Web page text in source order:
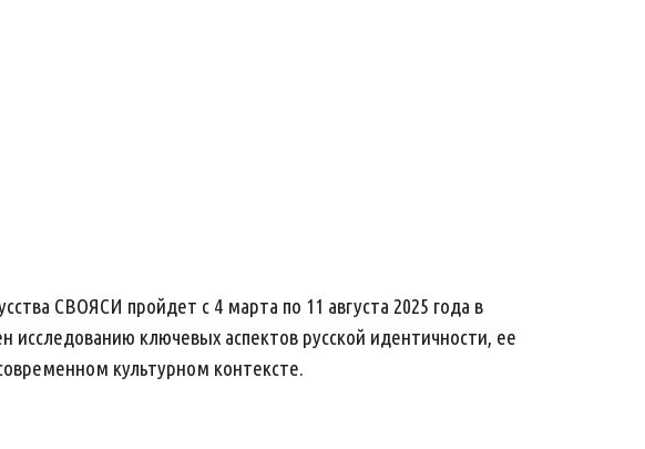
СВОЯСИ пройдет с 4 марта по 11 августа 2025 года в
исследованию ключевых аспектов русской идентичности, ее
культурном контексте.